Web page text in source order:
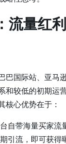
流量红
巴国际站、亚马
和较低的初期运
核心优势在于：
台自带海量买家流
引流，即可获得